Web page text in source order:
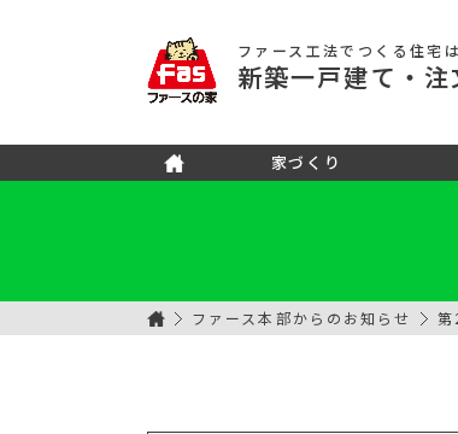
ファース工法でつくる住宅
新築一戸建て ・
家づくり
ファース本部からのお知らせ